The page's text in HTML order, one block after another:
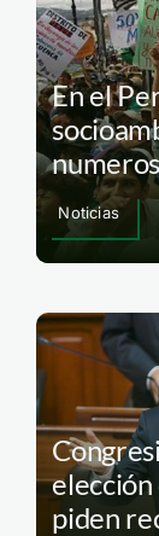
En el
Noticias
piden